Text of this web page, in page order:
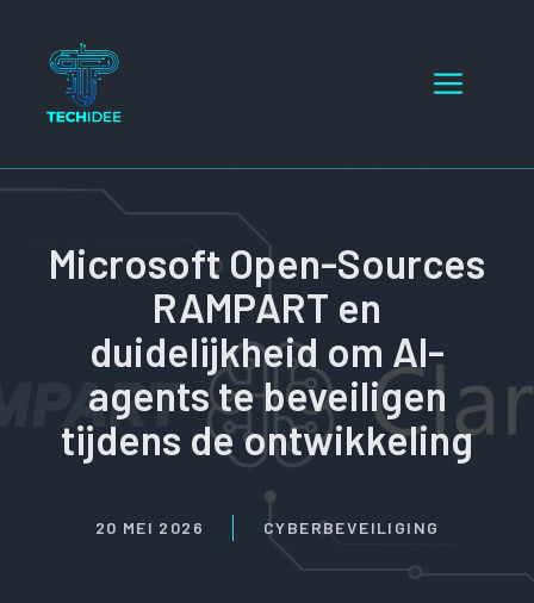
inhoud
Menu
Microsoft Open-Sources
RAMPART en
duidelijkheid om AI-
agents te beveiligen
tijdens de ontwikkeling
20 MEI 2026 CYBERBEVEILIGING